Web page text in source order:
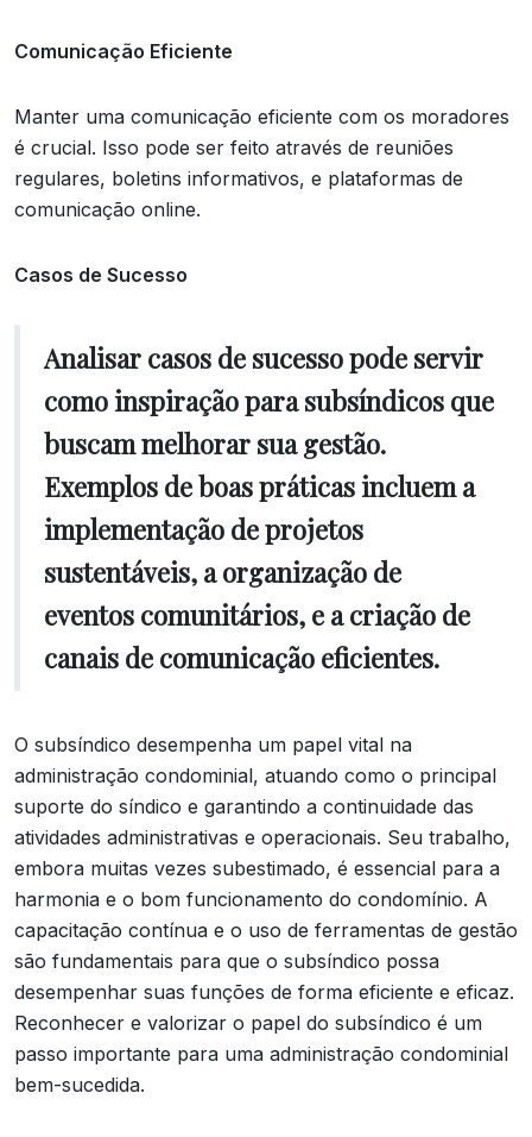
Comunicação Eficiente
Manter uma comunicação eficiente com os moradores
é crucial. Isso pode ser feito através de reuniões
regulares, boletins informativos, e plataformas de
comunicação online.
Casos de Sucesso
Analisar casos de sucesso pode servir
como inspiração para subsíndicos que
buscam melhorar sua gestão.
Exemplos de boas práticas incluem a
implementação de projetos
sustentáveis, a organização de
eventos comunitários, e a criação de
canais de comunicação eficientes.
O subsíndico desempenha um papel vital na
administração condominial, atuando como o principal
suporte do síndico e garantindo a continuidade das
atividades administrativas e operacionais. Seu trabalho,
embora muitas vezes subestimado, é essencial para a
harmonia e o bom funcionamento do condomínio. A
capacitação contínua e o uso de ferramentas de gestão
são fundamentais para que o subsíndico possa
desempenhar suas funções de forma eficiente e eficaz.
Reconhecer e valorizar o papel do subsíndico é um
passo importante para uma administração condominial
bem-sucedida.